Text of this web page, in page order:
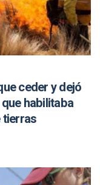
ceder y dejó
habilitaba
tierras